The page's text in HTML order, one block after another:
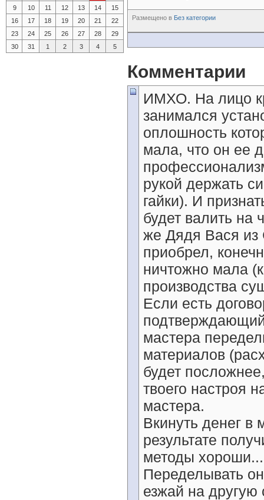
Размещено в Без категории
Комментарии
ИМХО. На лицо
занимался
оплошность
мала, что он ее
рукой держать
гайки). И
будет валить на
же Дядя Вася из
приобрел,
ничтожно мала
производства
Если есть
подтверждающий
мастера
материалов
будет
твоего настроя
мастера.
Вкинуть денег в
результате
методы хороши...
Переделывать
езжай на
9
10 11 12 13 14
15
16
17 18 19 20 21
22
23
24 25 26 27 28
29
30
31 1 2 3 4 5